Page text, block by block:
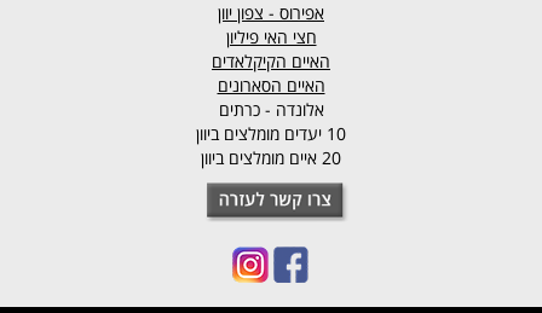
אפירוס - צפון יוון
חצי האי פיליון
האיים הקיקלאדים
האיים הסארונים
אלונדה - כרתים
10 יעדים מומלצים ביוון
20 איים מומלצים ביוון